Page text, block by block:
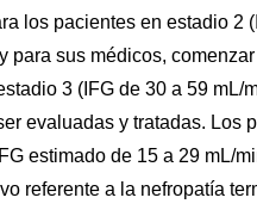
los pacientes en estadio 2
para sus médicos,
3 (IFG de 30 a 59
evaluadas y tratadas. Los
estimado de 15 a 29 mL/
referente a la nefropatía